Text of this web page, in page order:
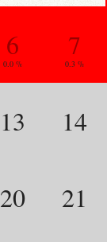
6
0.0 %
7
0.3 %
13 14
20 21